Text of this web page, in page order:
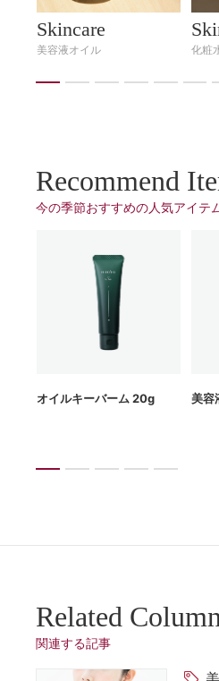
Skincare
美容液オイル 化粧
Recommend
今の季節おすすめの⼈気アイテ
オイルキーバーム 20g 美容
Related Column
関連する記事